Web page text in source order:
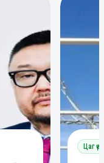
Цаг